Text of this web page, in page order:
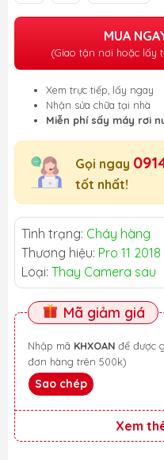
MUA
(Giao tận nơi hoặc lấy
Xem trực tiếp, lấy ngay
Nhận sửa chữa tại nhà
Miễn phí sấy máy rơi
Gọi ngay
tốt nhất!
Tình trạng: Cháy hàng
Thương hiệu: Pro 11 2018
Loại: Thay Camera sau
Mã giảm giá
Nhập mã KHXOAN
đơn hàng trên 500k)
Sao chép
Xem